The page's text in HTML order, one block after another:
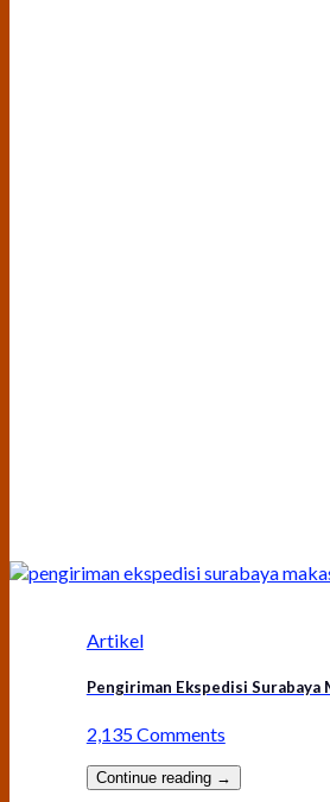
Artikel
Pengiriman Ekspedisi Surabaya
2,135 Comments
Continue reading →